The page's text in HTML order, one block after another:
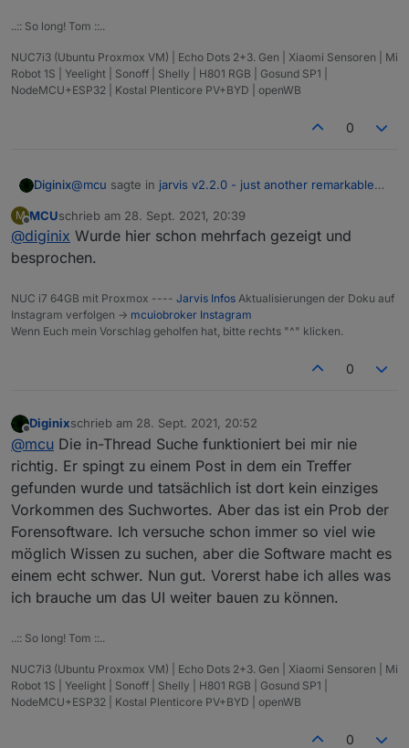
..:: So long! Tom ::..
NUC7i3 (Ubuntu Proxmox VM) | Echo Dots 2+3. Gen | Xiaomi Sensoren | Mi
Robot 1S | Yeelight | Sonoff | Shelly | H801 RGB | Gosund SP1 |
NodeMCU+ESP32 | Kostal Plenticore PV+BYD | openWB
0
Diginix@mcu sagte in jarvis v2.2.0 - just another remarkable
@diginixWie kommst du jetzt auf 2
Nochkomastellen.
Geil mit Datenpunkt Eigenschaften (JSON Format) geht
So konnte ich sinnlose "-0.1234 W" Werte der
Gibt es irgendwo zu Datenpunkt Eigenschaften (JSON
M
Offline
MCUschrieb am 28. Sept. 2021, 20:39
zuletzt editiert von
@diginix Wurde hier schon mehrfach gezeigt und
besprochen.
NUC i7 64GB mit Proxmox ---- Jarvis Infos Aktualisierungen der Doku auf
Instagram verfolgen -> mcuiobroker Instagram
Wenn Euch mein Vorschlag geholfen hat, bitte rechts "^" klicken.
0
Offline
Diginixschrieb am 28. Sept. 2021, 20:52
zuletzt editiert von
@mcu Die in-Thread Suche funktioniert bei mir nie
richtig. Er spingt zu einem Post in dem ein Treffer
gefunden wurde und tatsächlich ist dort kein einziges
Vorkommen des Suchwortes. Aber das ist ein Prob der
Forensoftware. Ich versuche schon immer so viel wie
möglich Wissen zu suchen, aber die Software macht es
einem echt schwer. Nun gut. Vorerst habe ich alles was
ich brauche um das UI weiter bauen zu können.
..:: So long! Tom ::..
NUC7i3 (Ubuntu Proxmox VM) | Echo Dots 2+3. Gen | Xiaomi Sensoren | Mi
Robot 1S | Yeelight | Sonoff | Shelly | H801 RGB | Gosund SP1 |
NodeMCU+ESP32 | Kostal Plenticore PV+BYD | openWB
0